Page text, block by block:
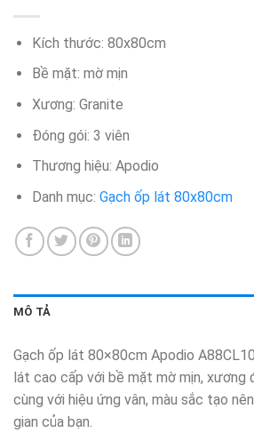
Kích thước: 80x80cm
Bề mặt: mờ mịn
Xương: Granite
Đóng gói: 3 viên
Thương hiệu: Apodio
Danh mục: Gạch ốp lát 80x80cm
MÔ TẢ
Gạch ốp lát 80×80cm Apodio
lát cao cấp với bề mặt mờ mịn, xương
cùng với hiệu ứng vân, màu sắc tạo
gian của bạn.